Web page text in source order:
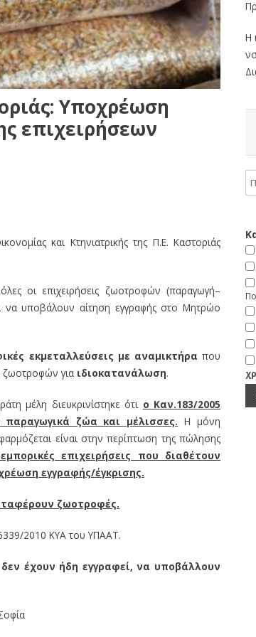
Υποχρέωση
επιχειρήσεων
και Κτηνιατρικής της Π.Ε. Καστοριάς
οι επιχειρήσεις ζωοτροφών (παραγωγή–
υποβάλουν αίτηση εγγραφής στο Μητρώο
εκμεταλλεύσεις με αναμικτήρα που
ζωοτροφών για ιδιοκατανάλωση.
μέλη διευκρινίστηκε ότι ο Καν.183/2005
ζώα και μέλισσες. Η μόνη
είναι στην περίπτωση της πώλησης
επιχειρήσεις που διαθέτουν
εγγραφής/έγκρισης.
ζωοτροφές.
2010 ΚΥΑ του ΥΠΑΑΤ.
έχουν ήδη εγγραφεί, να υποβάλλουν
Η